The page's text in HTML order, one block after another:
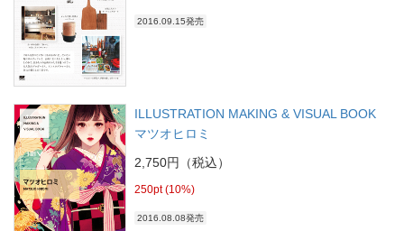
2016.09.15発売
ILLUSTRATION MAKING & VISUAL BOOK
マツオヒロミ
2,750円（税込）
250pt (10%)
2016.08.08発売